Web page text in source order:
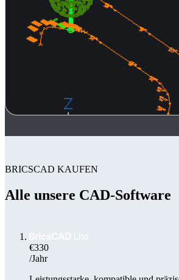
BRICSCAD KAUFEN
Alle unsere CAD-Software
€330
/Jahr